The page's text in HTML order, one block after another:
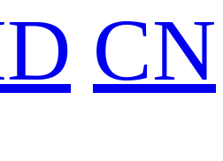
CN